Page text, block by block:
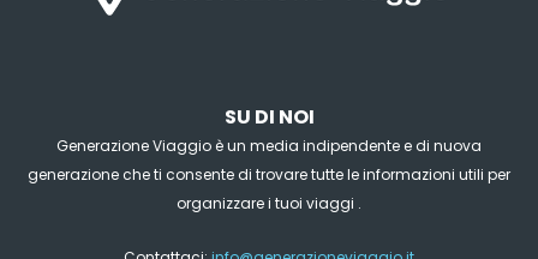
SU DI NOI
Generazione Viaggio è un media indipendente e di nuova
generazione che ti consente di trovare tutte le informazioni utili per
organizzare i tuoi viaggi .